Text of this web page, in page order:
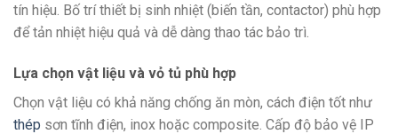
tín hiệu. Bố trí thiết bị sinh nhiệt (biến tần, contactor) phù hợp
để tản nhiệt hiệu quả và dễ dàng thao tác bảo trì.
Lựa chọn vật liệu và vỏ tủ phù hợp
Chọn vật liệu có khả năng chống ăn mòn, cách điện tốt như
thép sơn tĩnh điện, inox hoặc composite. Cấp độ bảo vệ IP